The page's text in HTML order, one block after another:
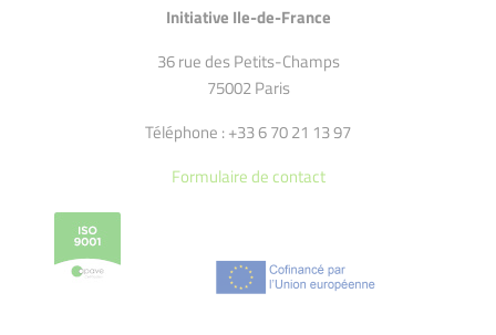
Initiative Ile-de-France
36 rue des Petits-Champs
75002 Paris
Téléphone : +33 6 70 21 13 97
Formulaire de contact